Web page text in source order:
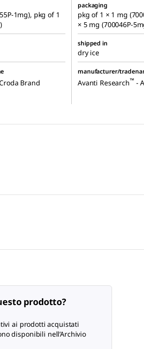
1mg), pkg of 1
packaging
pkg of 1 × 1 mg
× 5 mg (700046P-
shipped in
dry ice
Brand
manufacturer/
Avanti Research™-
prodotto?
ai prodotti acquistati
disponibili nell’Archivio